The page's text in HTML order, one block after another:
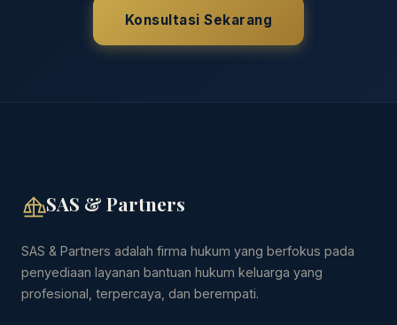
Konsultasi Sekarang
SAS & Partners
SAS & Partners adalah firma hukum yang berfokus pada
penyediaan layanan bantuan hukum keluarga yang
profesional, terpercaya, dan berempati.